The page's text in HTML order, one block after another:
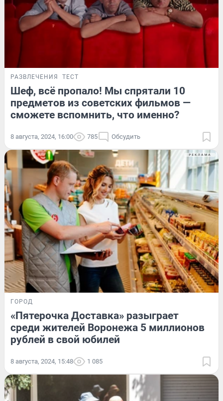
РАЗВЛЕЧЕНИЯ ТЕСТ
Шеф, всё пропало! Мы спрятали 10
предметов из советских фильмов —
сможете вспомнить, что именно?
8 августа, 2024, 16:00 785 Обсудить
ГОРОД
«Пятерочка Доставка» разыграет
среди жителей Воронежа 5 миллионов
рублей в свой юбилей
8 августа, 2024, 15:48 1 085